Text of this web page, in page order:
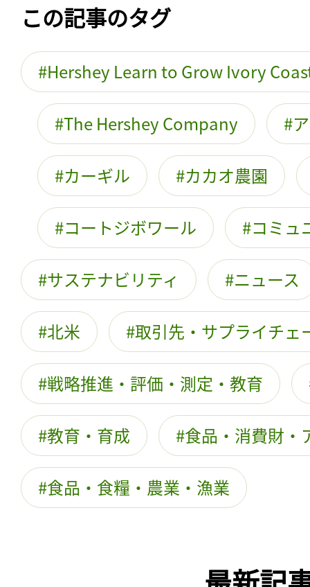
この記事のタグ
Hershey Learn to Grow Ivory
The Hershey Company
カーギル カカオ農園
コートジボワール コミュ
サステナビリティ ニュース
北米 取引先・サプライチェ
戦略推進・評価・測定・教育
教育・育成 食品・消費財・
食品・食糧・農業・漁業